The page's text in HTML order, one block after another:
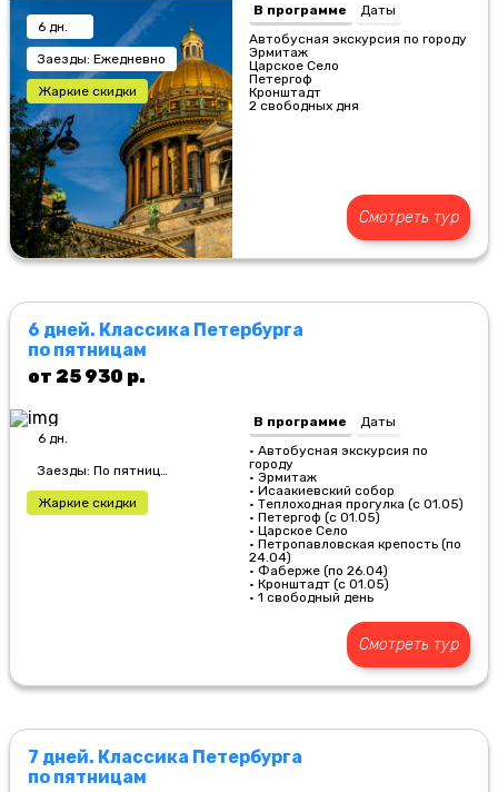
6 дн.
Заезды: Ежедневно
Жаркие скидки
В программе
Даты
Автобусная экскурсия по городу
Эрмитаж
Царское Село
Петергоф
Кронштадт
2 свободных дня
Смотреть тур
6 дней. Классика Петербурга
по пятницам
от 25 930 р.
6 дн.
Заезды: По пятницам
Жаркие скидки
В программе
Даты
• Автобусная экскурсия по
городу
• Эрмитаж
• Исаакиевский собор
• Теплоходная прогулка (с 01.05)
• Петергоф (с 01.05)
• Царское Село
• Петропавловская крепость (по
24.04)
• Фаберже (по 26.04)
• Кронштадт (с 01.05)
• 1 свободный день
Смотреть тур
7 дней. Классика Петербурга
по пятницам